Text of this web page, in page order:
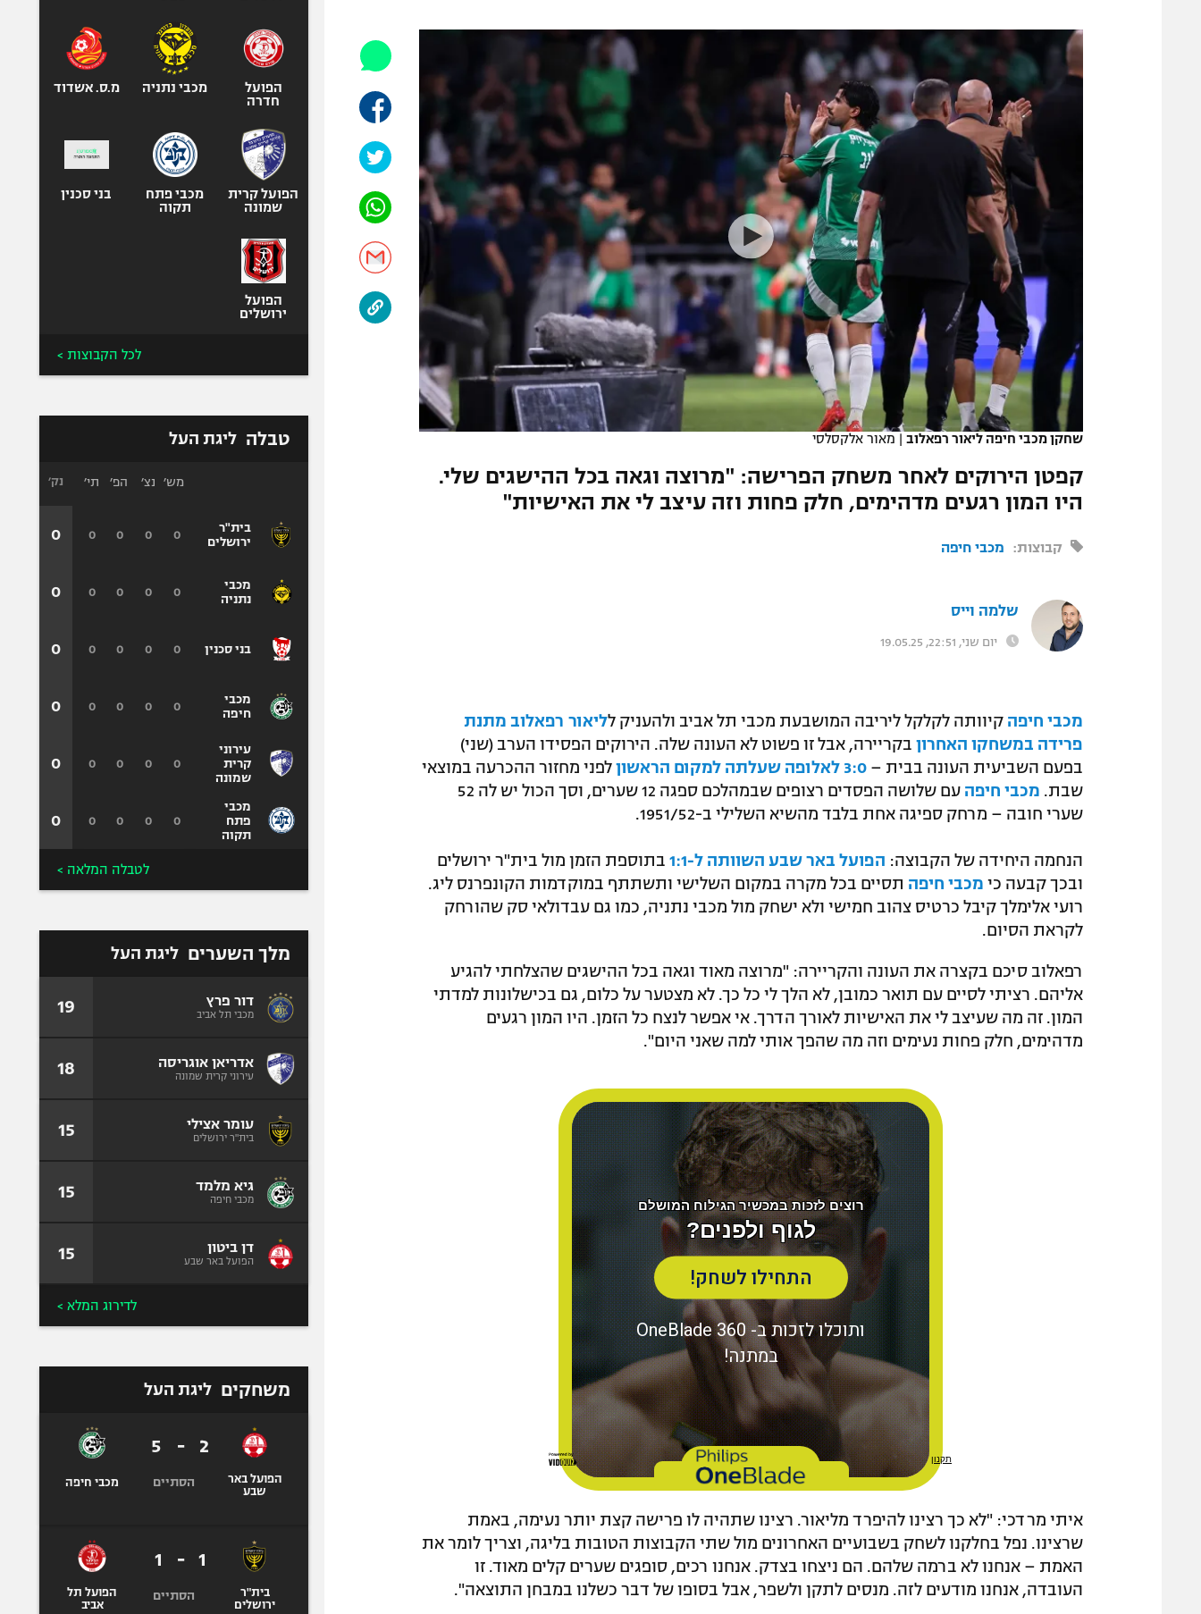
תקנון משתתפים וזוכים בפרסים
תקנון עבור פעילות אלקטרה
תקנון עבור פעילות ספורט 1 – "מרלן"
תנאי שימוש
מדיניות פרטיות
תקנון פעילות ספורט 1
רשיון להקרנה פומבית לבית עסק
הצטרפות לחבילת הערוצים
לוח דרושים – ג'ובנט
הפועל תל אביב
הפועל חיפה
הפועל באר שבע
מכבי נתניה
בני יהודה
ליגה סינית
ליגה ברזילאית
ליגות נוספות
אופניים
ספורט מוטורי
כדורמים
בייסבול MLB
ספורט אתגרי
אומנויות לחימה
שחקן מכבי חיפה ליאור רפאלוב | מאור אלקסלסי
קפטן הירוקים לאחר משחק הפרישה: "מרוצה וגאה בכל ההישגים שלי.
היו המון רגעים מדהימים, חלק פחות וזה עיצב לי את האישיות"
קבוצות: מכבי חיפה
שלמה וייס
יום שני, 22:51, 19.05.25
מכבי חיפה קיוותה לקלקל ליריבה המושבעת מכבי תל אביב ולהעניק לליאור רפאלוב מתנת
פרידה במשחקו האחרון בקריירה, אבל זו פשוט לא העונה שלה. הירוקים הפסידו הערב (שני)
בפעם השביעית העונה בבית – 3:0 לאלופה שעלתה למקום הראשון
לפני מחזור ההכרעה במוצאי
שבת. מכבי חיפה
עם שלושה הפסדים רצופים שבמהלכם ספגה 12 שערים, וסך הכול יש לה 52
שערי חובה – מרחק ספיגה אחת בלבד מהשיא השלילי ב-1951/52.
הנחמה היחידה של הקבוצה: הפועל באר שבע השוותה ל-1:1
בתוספת הזמן מול בית"ר ירושלים
ובכך קבעה כי מכבי חיפה תסיים בכל מקרה במקום השלישי ותשתתף במוקדמות הקונפרנס ליג.
רועי אלימלך קיבל כרטיס צהוב חמישי ולא ישחק מול מכבי נתניה, כמו גם עבדולאי סק שהורחק
לקראת הסיום.
רפאלוב סיכם בקצרה את העונה והקריירה: "מרוצה מאוד וגאה בכל ההישגים שהצלחתי להגיע
אליהם. רציתי לסיים עם תואר כמובן, לא הלך לי כל כך. לא מצטער על כלום, גם בכישלונות למדתי
המון. זה מה שעיצב לי את האישיות לאורך הדרך. אי אפשר לנצח כל הזמן. היו המון רגעים
מדהימים, חלק פחות נעימים וזה מה שהפך אותי למה שאני היום".
איתי מרדכי: "לא כך רצינו להיפרד מליאור. רצינו שתהיה לו פרישה קצת יותר נעימה, באמת
שרצינו. נפל בחלקנו לשחק בשבועיים האחרונים מול שתי הקבוצות הטובות בליגה, וצריך לומר את
האמת – אנחנו לא ברמה שלהם. הם ניצחו בצדק. אנחנו רכים, סופגים שערים קלים מאוד. זו
העובדה, אנחנו מודעים לזה. מנסים לתקן ולשפר, אבל בסופו של דבר כשלנו במבחן התוצאה".
הפועל
חדרה
מכבי נתניה מ.ס. אשדוד
הפועל קרית
שמונה
מכבי פתח
תקוה
בני סכנין
הפועל
ירושלים
לכל הקבוצות >
טבלה ליגת העל
בית"ר
ירושלים
מכבי
נתניה
בני סכנין
מכבי
חיפה
עירוני
קרית
שמונה
מכבי
פתח
תקוה
מש׳ נצ׳ הפ׳ תי׳
0
0
0
0
0
0
0
0
0
0
0
0
0
0
0
0
0
0
0
0
0
0
0
0
נק׳
0
0
0
0
0
0
לטבלה המלאה >
מלך השערים ליגת העל
דור פרץ
מכבי תל אביב 19
אדריאן אוגריסה
עירוני קרית שמונה 18
עומר אצילי
בית"ר ירושלים 15
גיא מלמד
מכבי חיפה 15
דן ביטון
הפועל באר שבע 15
לדירוג המלא >
משחקים ליגת העל
הפועל באר
שבע
2
-
5
הסתיים מכבי חיפה
בית"ר
ירושלים
1
-
1
הסתיים
הפועל תל
אביב